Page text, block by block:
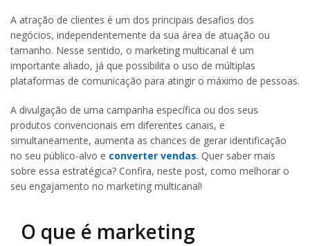
A atração de clientes é um dos principais desafios dos
negócios, independentemente da sua área de atuação ou
tamanho. Nesse sentido, o marketing multicanal é um
importante aliado, já que possibilita o uso de múltiplas
plataformas de comunicação para atingir o máximo de pessoas.
A divulgação de uma campanha específica ou dos seus
produtos convencionais em diferentes canais, e
simultaneamente, aumenta as chances de gerar identificação
no seu público-alvo e converter vendas. Quer saber mais
sobre essa estratégica? Confira, neste post, como melhorar o
seu engajamento no marketing multicanal!
O que é marketing